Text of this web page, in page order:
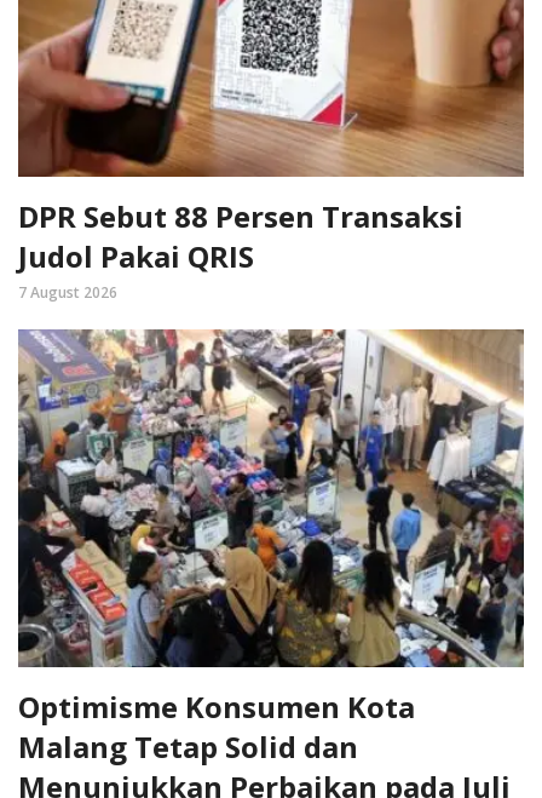
DPR Sebut 88 Persen Transaksi
Judol Pakai QRIS
7 August 2026
Optimisme Konsumen Kota
Malang Tetap Solid dan
Menunjukkan Perbaikan pada Juli